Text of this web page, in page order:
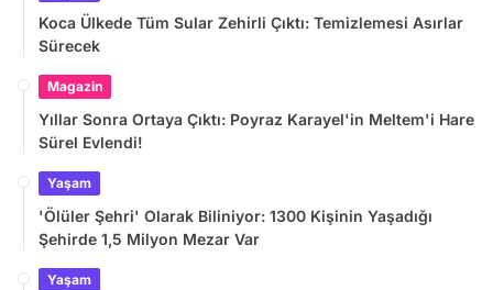
Koca Ülkede Tüm Sular Zehirli Çıktı: Temizlemesi Asırlar
Sürecek
Magazin
Yıllar Sonra Ortaya Çıktı: Poyraz Karayel'in Meltem'i Hare
Sürel Evlendi!
Yaşam
'Ölüler Şehri' Olarak Biliniyor: 1300 Kişinin Yaşadığı
Şehirde 1,5 Milyon Mezar Var
Yaşam